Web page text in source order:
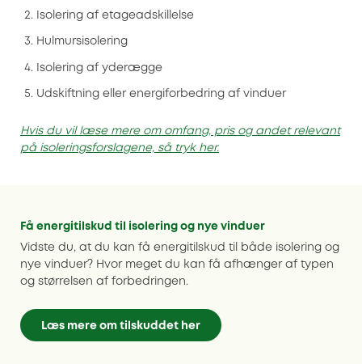
Isolering af etageadskillelse
Hulmursisolering
Isolering af yderægge
Udskiftning eller energiforbedring af vinduer
Hvis du vil læse mere om omfang, pris og andet relevant
på isoleringsforslagene, så tryk her.
Få energitilskud til isolering og nye vinduer
Vidste du, at du kan få energitilskud til både isolering og
nye vinduer? Hvor meget du kan få afhænger af typen
og størrelsen af forbedringen.
Læs mere om tilskuddet her